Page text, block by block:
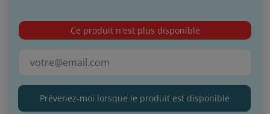
Ce produit n'est plus disponible
Prévenez-moi lorsque le produit est disponible